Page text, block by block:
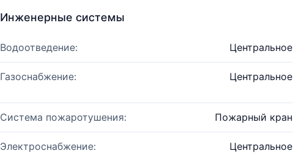
Инженерные системы
Водоотведение: Центральное
Газоснабжение: Центральное
Система пожаротушения: Пожарный кран
Электроснабжение: Центральное